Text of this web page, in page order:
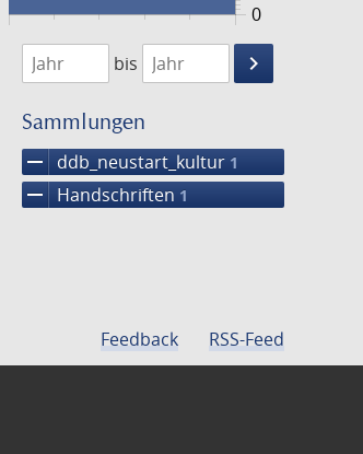
0
1474
1475
bis
keyboard_arrow_right
Suche
Sammlungen
remove ddb_neustart_kultur 1
remove Handschriften 1
Feedback RSS-Feed